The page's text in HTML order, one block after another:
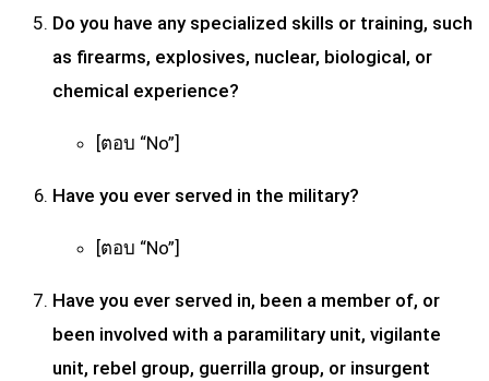
Do you have any specialized skills or training, such
as firearms, explosives, nuclear, biological, or
chemical experience?
[ตอบ “No”]
Have you ever served in the military?
[ตอบ “No”]
Have you ever served in, been a member of, or
been involved with a paramilitary unit, vigilante
unit, rebel group, guerrilla group, or insurgent